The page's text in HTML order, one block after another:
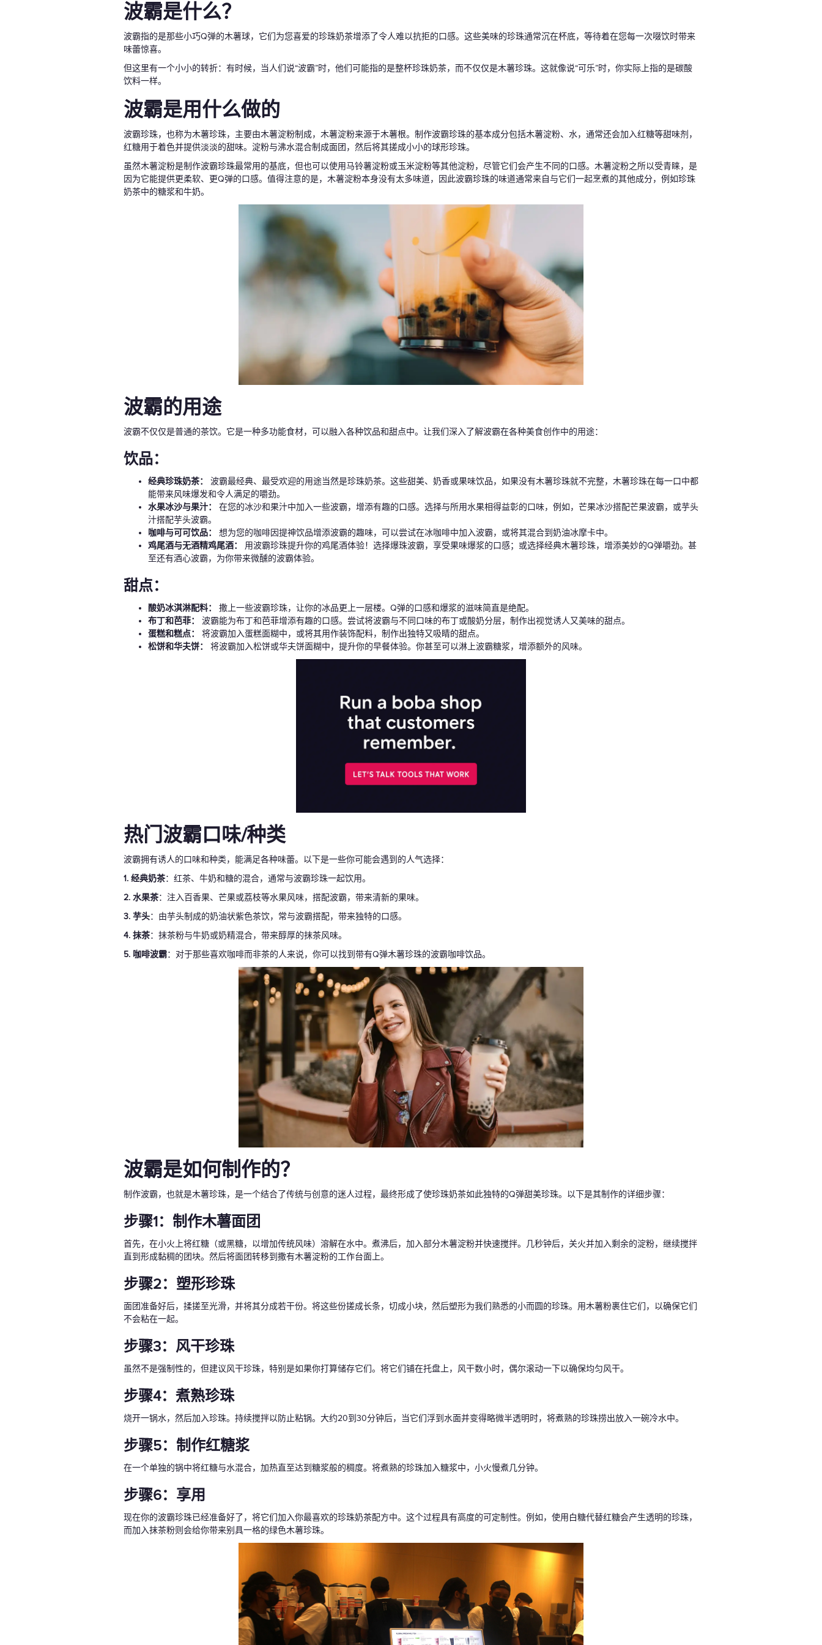
波霸是什么？
波霸指的是那些小巧Q弹的木薯球，它们为您喜爱的珍珠奶茶增添了令人难以抗拒的口感。这些美味的珍珠通常沉在杯底，等待着在您每一次啜饮时带来
味蕾惊喜。
但这里有一个小小的转折：有时候，当人们说“波霸”时，他们可能指的是整杯珍珠奶茶，而不仅仅是木薯珍珠。这就像说“可乐”时，你实际上指的是碳酸
饮料一样。
波霸是用什么做的
波霸珍珠，也称为木薯珍珠，主要由木薯淀粉制成，木薯淀粉来源于木薯根。制作波霸珍珠的基本成分包括木薯淀粉、水，通常还会加入红糖等甜味剂，
红糖用于着色并提供淡淡的甜味。淀粉与沸水混合制成面团，然后将其搓成小小的球形珍珠。
虽然木薯淀粉是制作波霸珍珠最常用的基底，但也可以使用马铃薯淀粉或玉米淀粉等其他淀粉，尽管它们会产生不同的口感。木薯淀粉之所以受青睐，是
因为它能提供更柔软、更Q弹的口感。值得注意的是，木薯淀粉本身没有太多味道，因此波霸珍珠的味道通常来自与它们一起烹煮的其他成分，例如珍珠
奶茶中的糖浆和牛奶。
波霸的用途
波霸不仅仅是普通的茶饮。它是一种多功能食材，可以融入各种饮品和甜点中。让我们深入了解波霸在各种美食创作中的用途：
饮品：
经典珍珠奶茶： 波霸最经典、最受欢迎的用途当然是珍珠奶茶。这些甜美、奶香或果味饮品，如果没有木薯珍珠就不完整，木薯珍珠在每一口中都
能带来风味爆发和令人满足的嚼劲。
水果冰沙与果汁：
在您的冰沙和果汁中加入一些波霸，增添有趣的口感。选择与所用水果相得益彰的口味，例如，芒果冰沙搭配芒果波霸，或芋头
汁搭配芋头波霸。
咖啡与可可饮品：
想为您的咖啡因提神饮品增添波霸的趣味，可以尝试在冰咖啡中加入波霸，或将其混合到奶油冰摩卡中。
鸡尾酒与无酒精鸡尾酒：
用波霸珍珠提升你的鸡尾酒体验！选择爆珠波霸，享受果味爆浆的口感；或选择经典木薯珍珠，增添美妙的Q弹嚼劲。甚
至还有酒心波霸，为你带来微醺的波霸体验。
甜点：
酸奶冰淇淋配料： 撒上一些波霸珍珠，让你的冰品更上一层楼。Q弹的口感和爆浆的滋味简直是绝配。
布丁和芭菲：
波霸能为布丁和芭菲增添有趣的口感。尝试将波霸与不同口味的布丁或酸奶分层，制作出视觉诱人又美味的甜点。
蛋糕和糕点：
将波霸加入蛋糕面糊中，或将其用作装饰配料，制作出独特又吸睛的甜点。
松饼和华夫饼： 将波霸加入松饼或华夫饼面糊中，提升你的早餐体验。你甚至可以淋上波霸糖浆，增添额外的风味。
热门波霸口味/种类
波霸拥有诱人的口味和种类，能满足各种味蕾。以下是一些你可能会遇到的人气选择：
1. 经典奶茶：红茶、牛奶和糖的混合，通常与波霸珍珠一起饮用。
2. 水果茶：注入百香果、芒果或荔枝等水果风味，搭配波霸，带来清新的果味。
3. 芋头：由芋头制成的奶油状紫色茶饮，常与波霸搭配，带来独特的口感。
4. 抹茶：抹茶粉与牛奶或奶精混合，带来醇厚的抹茶风味。
5. 咖啡波霸：对于那些喜欢咖啡而非茶的人来说，你可以找到带有Q弹木薯珍珠的波霸咖啡饮品。
波霸是如何制作的？
制作波霸，也就是木薯珍珠，是一个结合了传统与创意的迷人过程，最终形成了使珍珠奶茶如此独特的Q弹甜美珍珠。以下是其制作的详细步骤：
步骤1：制作木薯面团
首先，在小火上将红糖（或黑糖，以增加传统风味）溶解在水中。煮沸后，加入部分木薯淀粉并快速搅拌。几秒钟后，关火并加入剩余的淀粉，继续搅拌
直到形成黏稠的团块。然后将面团转移到撒有木薯淀粉的工作台面上。
步骤2：塑形珍珠
面团准备好后，揉搓至光滑，并将其分成若干份。将这些份搓成长条，切成小块，然后塑形为我们熟悉的小而圆的珍珠。用木薯粉裹住它们，以确保它们
不会粘在一起。
步骤3：风干珍珠
虽然不是强制性的，但建议风干珍珠，特别是如果你打算储存它们。将它们铺在托盘上，风干数小时，偶尔滚动一下以确保均匀风干。
步骤4：煮熟珍珠
烧开一锅水，然后加入珍珠。持续搅拌以防止粘锅。大约20到30分钟后，当它们浮到水面并变得略微半透明时，将煮熟的珍珠捞出放入一碗冷水中。
步骤5：制作红糖浆
在一个单独的锅中将红糖与水混合，加热直至达到糖浆般的稠度。将煮熟的珍珠加入糖浆中，小火慢煮几分钟。
步骤6：享用
现在你的波霸珍珠已经准备好了，将它们加入你最喜欢的珍珠奶茶配方中。这个过程具有高度的可定制性。例如，使用白糖代替红糖会产生透明的珍珠，
而加入抹茶粉则会给你带来别具一格的绿色木薯珍珠。